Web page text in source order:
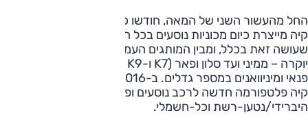
החל מהעשור השני של המאה, חודשו כל הדגמים ונוצרו חדשים.
קיה מייצרת כיום מכוניות נוסעים בכל הקטגוריות – והיא היחידה
שעושה זאת בכלל, ומבין המותגים העממיים, והיחידה ללא מותג
קיה פלטפורמה חדשה לרכב נוסעים ופנאי על בסיס היברידי,
היברידי/נטען-רשת וכל-חשמלי.